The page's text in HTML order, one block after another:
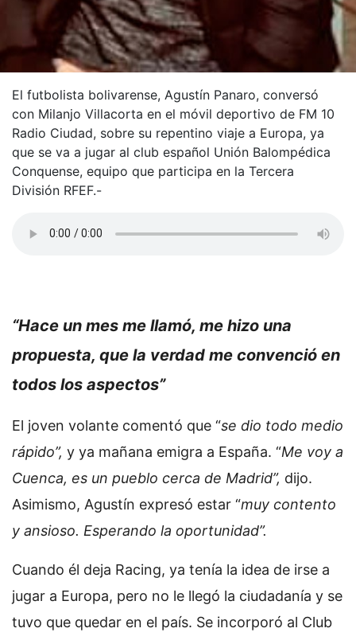
El futbolista bolivarense, Agustín Panaro, conversó
con Milanjo Villacorta en el móvil deportivo de FM 10
Radio Ciudad, sobre su repentino viaje a Europa, ya
que se va a jugar al club español Unión Balompédica
Conquense, equipo que participa en la Tercera
División RFEF.-
“Hace un mes me llamó, me hizo una
propuesta, que la verdad me convenció en
todos los aspectos”
El joven volante comentó que “se dio todo medio
rápido”, y ya mañana emigra a España. “Me voy a
Cuenca, es un pueblo cerca de Madrid”, dijo.
Asimismo, Agustín expresó estar “muy contento
y ansioso. Esperando la oportunidad”.
Cuando él deja Racing, ya tenía la idea de irse a
jugar a Europa, pero no le llegó la ciudadanía y se
tuvo que quedar en el país. Se incorporó al Club